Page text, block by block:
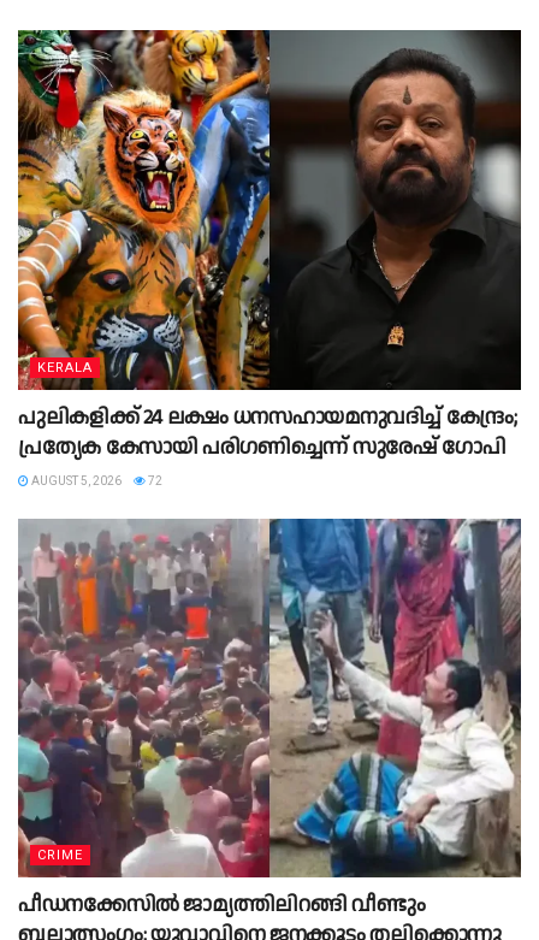
KERALA
പുലികളിക്ക് 24 ലക്ഷം ധനസഹായമനുവദിച്ച് കേന്ദ്രം;
പ്രത്യേക കേസായി പരിഗണിച്ചെന്ന് സുരേഷ് ഗോപി
AUGUST 5, 2026 72
CRIME
പീഡനക്കേസിൽ ജാമ്യത്തിലിറങ്ങി വീണ്ടും